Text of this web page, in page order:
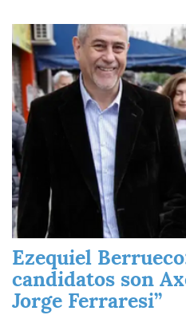
Imagen
Ezequiel
candidatos son
Jorge Ferraresi”